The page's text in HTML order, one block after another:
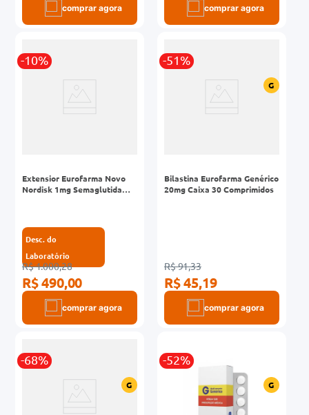
comprar agora comprar agora
-10%
Extensior Eurofarma Novo
Nordisk 1mg Semaglutida
Desc. do
Laboratório
R$ 1.000,28
R$ 490,00
comprar agora
-51%
G
Bilastina Eurofarma Genérico
20mg Caixa 30 Comprimidos
R$ 91,33
R$ 45,19
comprar agora
-68%
G
-52%
G